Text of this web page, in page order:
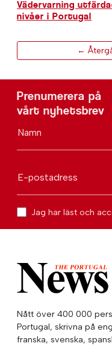
Vädervarning
nivåer i Portugal
←
Prenumerera på
vårt nyhetsbrev
Namn
E-postadress
Jag har läst och
Nått över 400 000
Portugal, skrivna på
franska, svenska,